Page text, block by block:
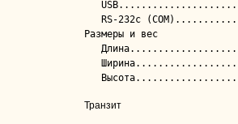
Размеры и вес
Транзит